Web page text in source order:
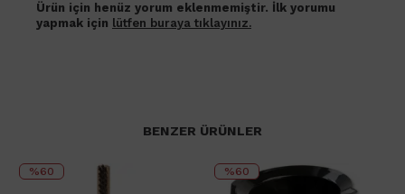
Ürün için henüz yorum eklenmemiştir. İlk yorumu
yapmak için lütfen buraya tıklayınız.
BENZER ÜRÜNLER
%60 %60